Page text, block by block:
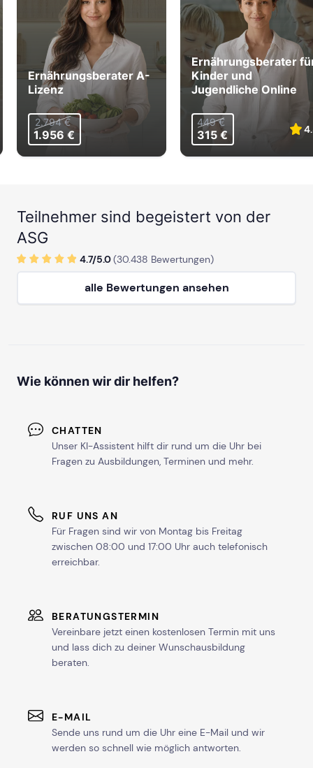
ab Sa, 23. Januar 2027
mehr Termine in München anzeigen
NÜRNBERG
ab Sa, 24. Juli 2027
STUTTGART
ab Sa, 13. Februar 2027
Ernährungsberater A-
Lizenz
2.794 €
1.956 €
Ernährungsberater
Kinder und
Jugendliche Online
449 €
315 €
Teilnehmer sind begeistert von der
ASG
4.7/5.0(30.438 Bewertungen)
alle Bewertungen ansehen
Wie können wir dir helfen?
CHATTEN
Unser KI-Assistent hilft dir rund um die Uhr bei
Fragen zu Ausbildungen, Terminen und mehr.
RUF UNS AN
Für Fragen sind wir von Montag bis Freitag
zwischen 08:00 und 17:00 Uhr auch telefonisch
erreichbar.
BERATUNGSTERMIN
Vereinbare jetzt einen kostenlosen Termin mit uns
und lass dich zu deiner Wunschausbildung
beraten.
E-MAIL
Sende uns rund um die Uhr eine E-Mail und wir
werden so schnell wie möglich antworten.